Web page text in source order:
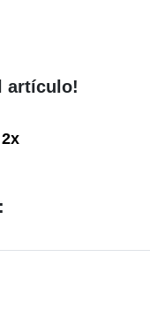
artículo!
2x